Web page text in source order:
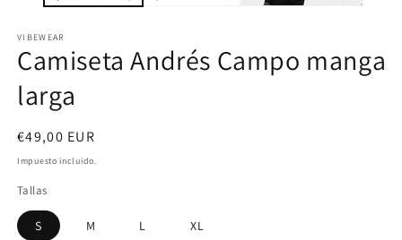
VIBEWEAR
Camiseta Andrés Campo manga
larga
Precio
habitual
€49,00 EUR
Impuesto incluido.
Tallas
S M L XL